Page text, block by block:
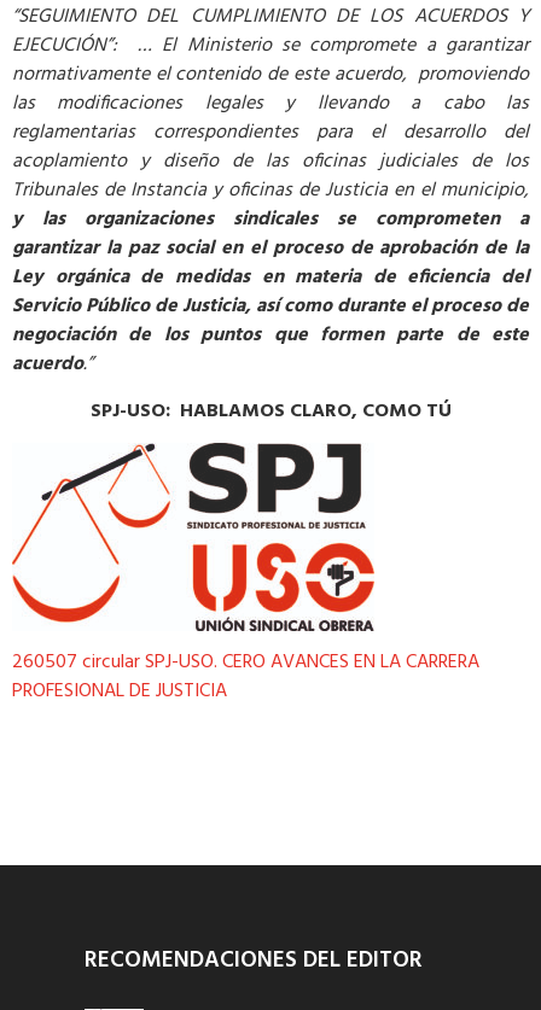
“SEGUIMIENTO DEL CUMPLIMIENTO DE LOS ACUERDOS Y
EJECUCIÓN”: … El Ministerio se compromete a garantizar
normativamente el contenido de este acuerdo, promoviendo
las modificaciones legales y llevando a cabo las
reglamentarias correspondientes para el desarrollo del
acoplamiento y diseño de las oficinas judiciales de los
Tribunales de Instancia y oficinas de Justicia en el municipio,
y las organizaciones sindicales se comprometen a
garantizar la paz social en el proceso de aprobación de la
Ley orgánica de medidas en materia de eficiencia del
Servicio Público de Justicia, así como durante el proceso de
negociación de los puntos que formen parte de este
acuerdo.”
SPJ-USO: HABLAMOS CLARO, COMO TÚ
260507 circular SPJ-USO. CERO AVANCES EN LA CARRERA
PROFESIONAL DE JUSTICIA
RECOMENDACIONES DEL EDITOR